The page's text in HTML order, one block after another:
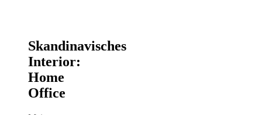
Skandinavisches
Interior:
Home
Office